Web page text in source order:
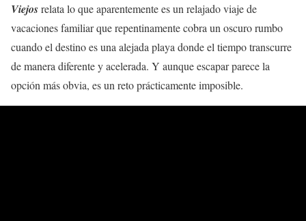
Viejosrelata lo que aparentemente es un relajado viaje de
vacaciones familiar que repentinamente cobra un oscuro rumbo
cuando el destino es una alejada playa donde el tiempo transcurre
de manera diferente y acelerada. Y aunque escapar parece la
opción más obvia, es un reto prácticamente imposible.